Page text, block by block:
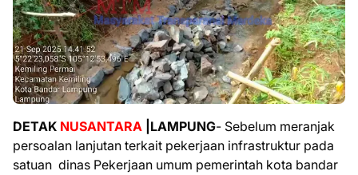
DETAK NUSANTARA |LAMPUNG- Sebelum meranjak
persoalan lanjutan terkait pekerjaan infrastruktur pada
satuan dinas Pekerjaan umum pemerintah kota bandar